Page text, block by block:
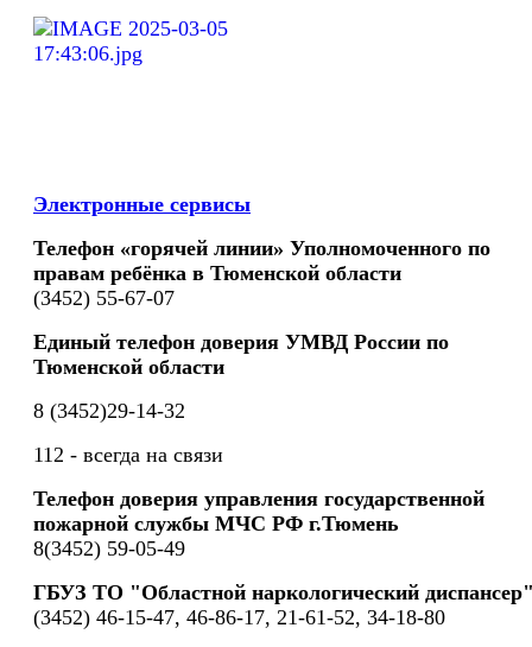
Электронные сервисы
Телефон «горячей линии» Уполномоченного по
правам ребёнка в Тюменской области
(3452) 55-67-07
Единый телефон доверия УМВД России по
Тюменской области
8 (3452)29-14-32
112 - всегда на связи
Телефон доверия управления государственной
пожарной службы МЧС РФ г.Тюмень
8(3452) 59-05-49
ГБУЗ ТО "Областной наркологический
(3452) 46-15-47, 46-86-17, 21-61-52, 34-18-80